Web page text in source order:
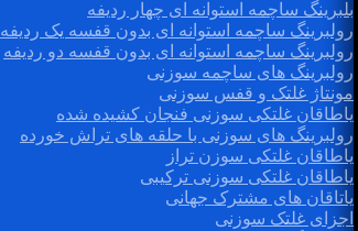
بلبرینگ ساچمه استوانه ای چهار ردیفه
رولبرینگ ساچمه استوانه ای بدون قفسه یک ردیفه
رولبرینگ ساچمه استوانه ای بدون قفسه دو ردیفه
رولبرینگ های ساچمه سوزنی
مونتاژ غلتک و قفس سوزنی
یاطاقان غلتکی سوزنی فنجان کشیده شده
رولبرینگ های سوزنی با حلقه های تراش خورده
یاطاقان غلتکی سوزن تراز
یاطاقان غلتکی سوزنی ترکیبی
یاتاقان های مشترک جهانی
اجزای غلتک سوزنی